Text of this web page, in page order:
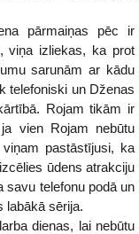
pārmaiņas pēc ir
viņa izliekas, ka prot
sarunām ar kādu
telefoniski un Dženas
Rojam tikām ir
vien Rojam nebūtu
pastāstījusi, ka
ūdens atrakciju
savu telefonu podā un
labākā sērija.
dienas, lai nebūtu